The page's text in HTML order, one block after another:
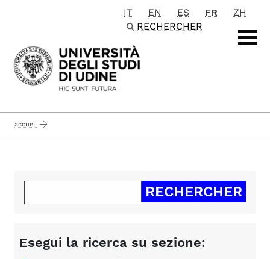
Passa al contenuto principale
IT EN ES FR
ZH
RECHERCHER
accueil
Esegui la ricerca su sezione: